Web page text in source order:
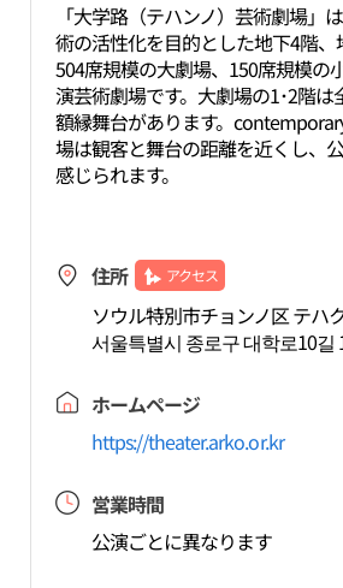
「大学路（テハンノ）芸術劇場」
術の活性化を目的とした地下4階
504席規模の大劇場、150席規模の
演芸術劇場です。大劇場の1･2階は
額縁舞台があります。
場は観客と舞台の距離を近くし、
感じられます。
住所 アクセス
ソウル特別市チョンノ区 テハ
서울특별시 종로구 대학로10길
ホームページ
https://theater.arko.or.kr
営業時間
公演ごとに異なります